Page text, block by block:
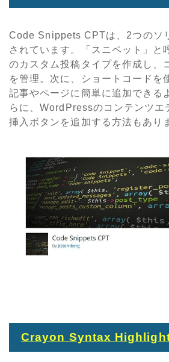
Code Snippets CPTは、2つのソ
されています。「スニペット」と
のカスタム投稿タイプを作成し、
を管理。次に、ショートコードを
記事やページに簡単に追加できる
らに、WordPressのコンテンツエ
挿入ボタンを追加する方法もあり
Crayon Syntax